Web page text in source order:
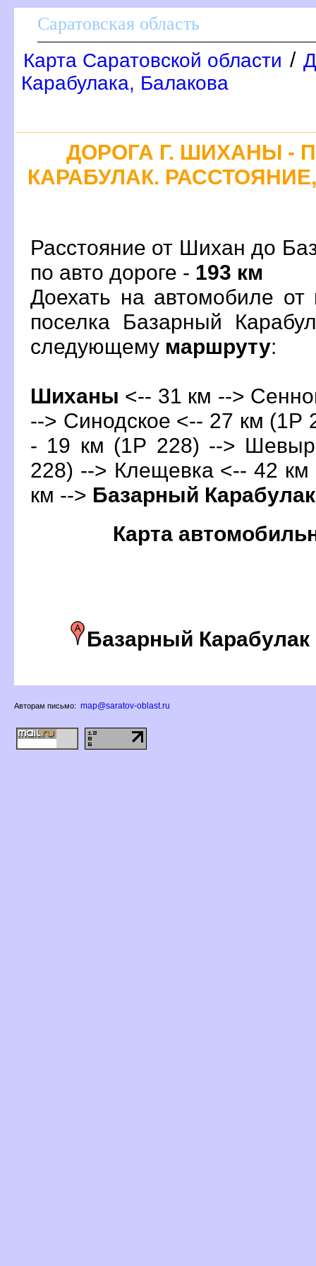
Саратовская область
Карта Саратовской области /
Карабулака, Балакова
ДОРОГА Г. ШИХАНЫ -
КАРАБУЛАК.
Расстояние от Шихан до
по авто дороге - 193 км
Доехать на автомобиле
поселка Базарный
следующему маршруту:
Шиханы <-- 31 км -->
--> Синодское <-- 27 км (1Р
- 19 км (1Р 228) -->
228) --> Клещевка <-- 42 км
км --> Базарный Карабулак
Карта
Базарный Карабулак
Авторам письмо: map@saratov-oblast.ru